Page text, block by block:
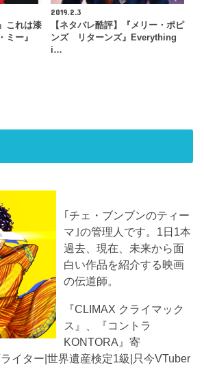
これは漆
ミー』
2019.2.3
【ネタバレ酷評】『メリー・ポピ
ンズ リターンズ』Everything
i…
｢チェ・ブンブンのティー
マ｣の管理人です。1日1本
過去、現在、未来から面
白い作品を紹介する映画
の伝道師。
『CLIMAX クライマック
ス』、『コントラ
KONTORA』寄
イター|世界遺産検定1級|只今VTuber